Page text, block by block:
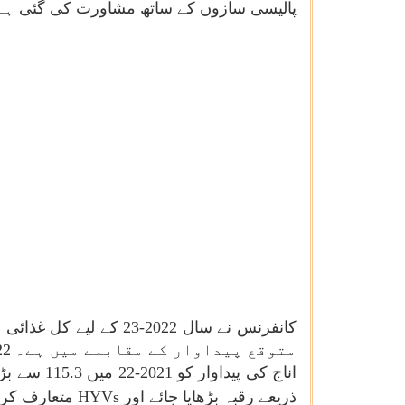
پالیسی سازوں کے ساتھ مشاورت کی گئی ہے۔
ذریعے رقبہ بڑھایا جائے اور HYVs متعارف